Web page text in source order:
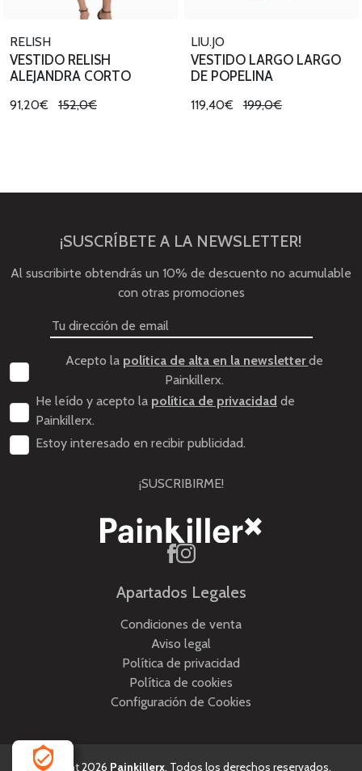
RELISH
VESTIDO RELISH
ALEJANDRA CORTO
91,20€ 152,0€
LIU.JO
VESTIDO LARGO LARGO
DE POPELINA
119,40€ 199,0€
¡SUSCRÍBETE A LA NEWSLETTER!
Al suscribirte obtendrás un 10% de descuento no acumulable
con otras promociones
Acepto la política de alta en la newsletterde
Painkillerx.
He leído y acepto la política de privacidad de
Painkillerx.
Estoy interesado en recibir publicidad.
¡SUSCRIBIRME!
Apartados Legales
Condiciones de venta
Aviso legal
Política de privacidad
Política de cookies
Configuración de Cookies
Copyright 2026 Painkillerx. Todos los derechos reservados.